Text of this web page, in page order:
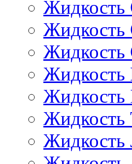
Жидкость
Жидкость
Жидкость
Жидкость
Жидкость